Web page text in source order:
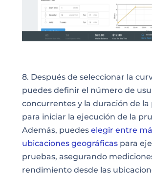
8. Después de seleccionar la
puedes definir el número de
concurrentes y la duración de la
para iniciar la ejecución de la
Además, puedes elegir entre
ubicaciones geográficaspara
pruebas, asegurando
rendimiento desde las